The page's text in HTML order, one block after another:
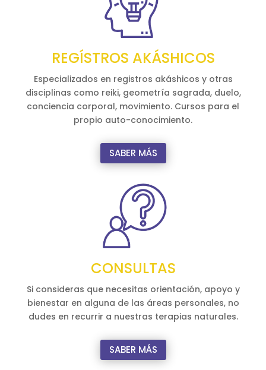
REGÍSTROS AKÁSHICOS
Especializados en registros akáshicos y otras
disciplinas como reiki, geometría sagrada, duelo,
conciencia corporal, movimiento. Cursos para el
propio auto-conocimiento.
SABER MÁS
CONSULTAS
Si consideras que necesitas orientación, apoyo y
bienestar en alguna de las áreas personales, no
dudes en recurrir a nuestras terapias naturales.
SABER MÁS